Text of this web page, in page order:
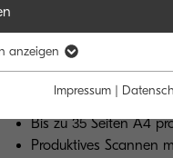
Bis zu 35 Seiten A4
Produktives Scannen
anzeigen
Impressum |